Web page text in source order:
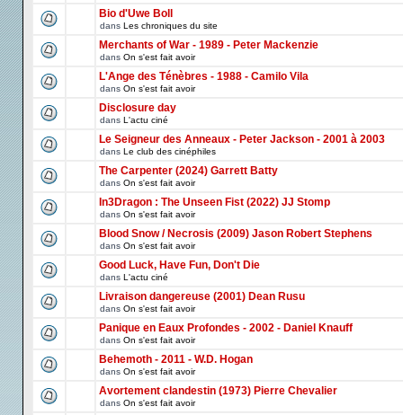
Bio d'Uwe Boll
dans Les chroniques du site
Merchants of War - 1989 - Peter Mackenzie
dans On s'est fait avoir
L'Ange des Ténèbres - 1988 - Camilo Vila
dans On s'est fait avoir
Disclosure day
dans L'actu ciné
Le Seigneur des Anneaux - Peter Jackson - 2001 à 2003
dans Le club des cinéphiles
The Carpenter (2024) Garrett Batty
dans On s'est fait avoir
In3Dragon : The Unseen Fist (2022) JJ Stomp
dans On s'est fait avoir
Blood Snow / Necrosis (2009) Jason Robert Stephens
dans On s'est fait avoir
Good Luck, Have Fun, Don't Die
dans L'actu ciné
Livraison dangereuse (2001) Dean Rusu
dans On s'est fait avoir
Panique en Eaux Profondes - 2002 - Daniel Knauff
dans On s'est fait avoir
Behemoth - 2011 - W.D. Hogan
dans On s'est fait avoir
Avortement clandestin (1973) Pierre Chevalier
dans On s'est fait avoir